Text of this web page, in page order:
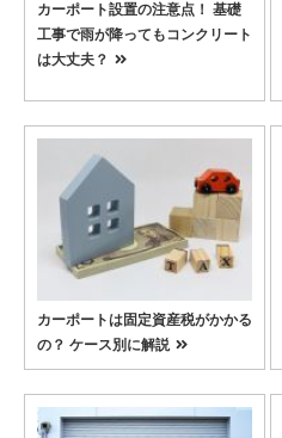
カーポート設置の注意点！ 基礎
工事で雨が降ってもコンクリート
は大丈夫？
カーポートは固定資産税がかかる
の？ ケース別に解説